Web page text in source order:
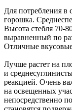
Для потребления в
горошка.
Высота стебля 70-
выравненный по
Отличные вкусовые
Лучше растет на
и
реакцией. Очень
на освещенных
непосредственно